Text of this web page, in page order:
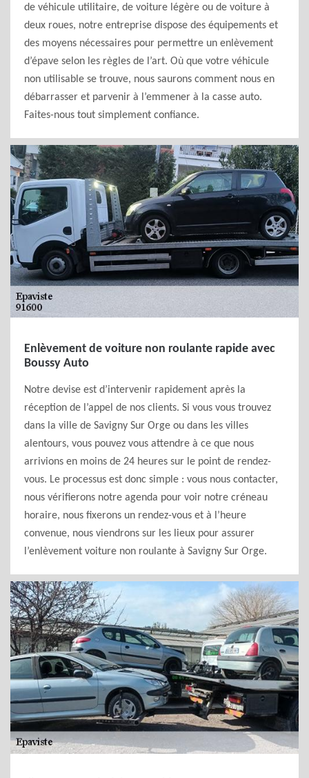
de véhicule utilitaire, de voiture légère ou de voiture à
deux roues, notre entreprise dispose des équipements et
des moyens nécessaires pour permettre un enlèvement
d’épave selon les règles de l’art. Où que votre véhicule
non utilisable se trouve, nous saurons comment nous en
débarrasser et parvenir à l’emmener à la casse auto.
Faites-nous tout simplement confiance.
Enlèvement de voiture non roulante rapide avec
Boussy Auto
Notre devise est d’intervenir rapidement après la
réception de l’appel de nos clients. Si vous vous trouvez
dans la ville de Savigny Sur Orge ou dans les villes
alentours, vous pouvez vous attendre à ce que nous
arrivions en moins de 24 heures sur le point de rendez-
vous. Le processus est donc simple : vous nous contacter,
nous vérifierons notre agenda pour voir notre créneau
horaire, nous fixerons un rendez-vous et à l’heure
convenue, nous viendrons sur les lieux pour assurer
l’enlèvement voiture non roulante à Savigny Sur Orge.